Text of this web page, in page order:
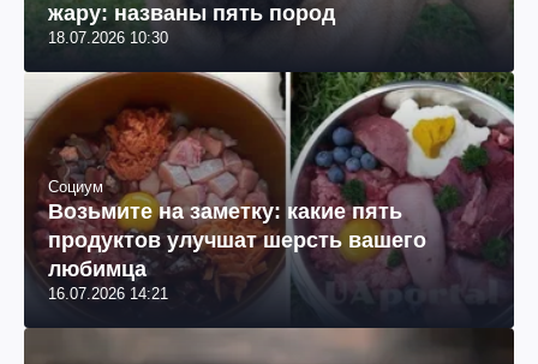
жару: названы пять пород
18.07.2026 10:30
Социум
Возьмите на заметку: какие пять
продуктов улучшат шерсть вашего
любимца
16.07.2026 14:21